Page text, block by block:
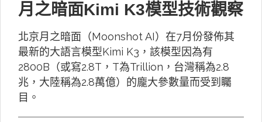
月之暗面Kimi K3模型技術觀察
北京月之暗面（Moonshot AI）在7月份發佈其
最新的大語言模型Kimi K3，該模型因為有
2800B（或寫2.8T，T為Trillion，台灣稱為2.8
兆，大陸稱為2.8萬億）的龐大參數量而受到矚
目。